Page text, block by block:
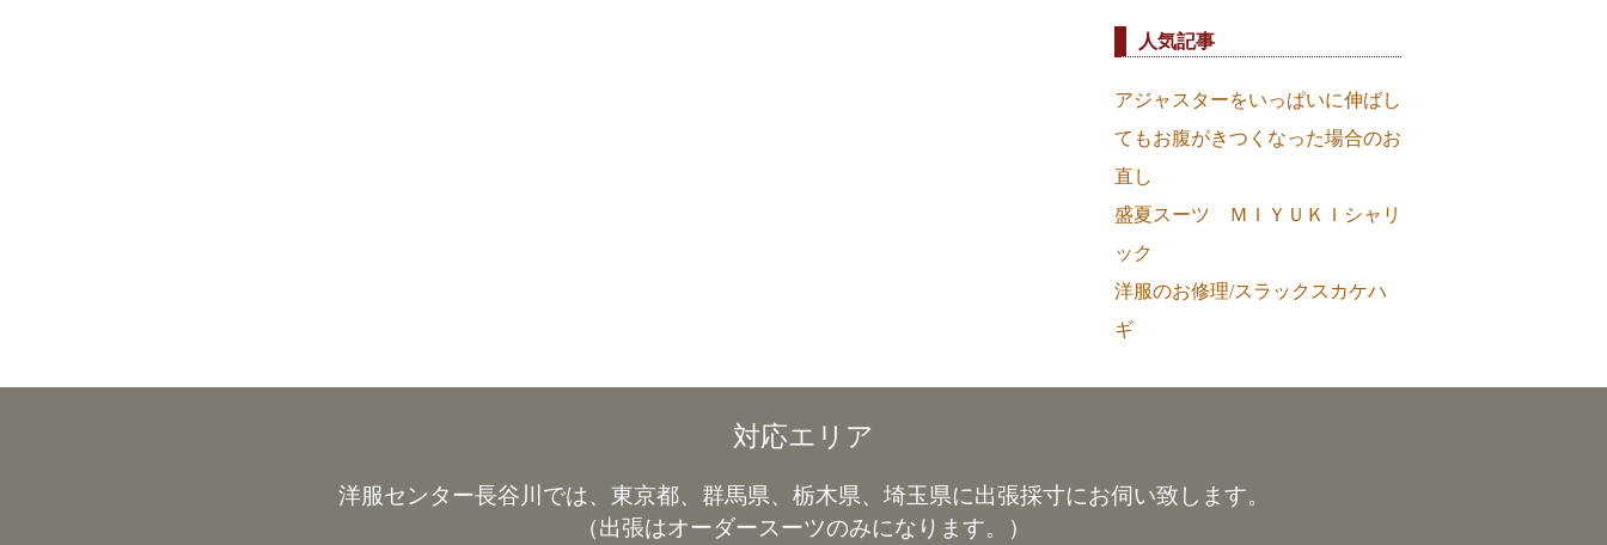
人気記事
アジャスターをいっぱいに伸ばし
てもお腹がきつくなった場合のお
直し
盛夏スーツ ＭＩＹＵＫＩシャリ
ック
洋服のお修理/スラックスカケハ
ギ
対応エリア
洋服センター長谷川では、東京都、群馬県、栃木県、埼玉県に出張採寸にお伺い致します。
（出張はオーダースーツのみになります。）